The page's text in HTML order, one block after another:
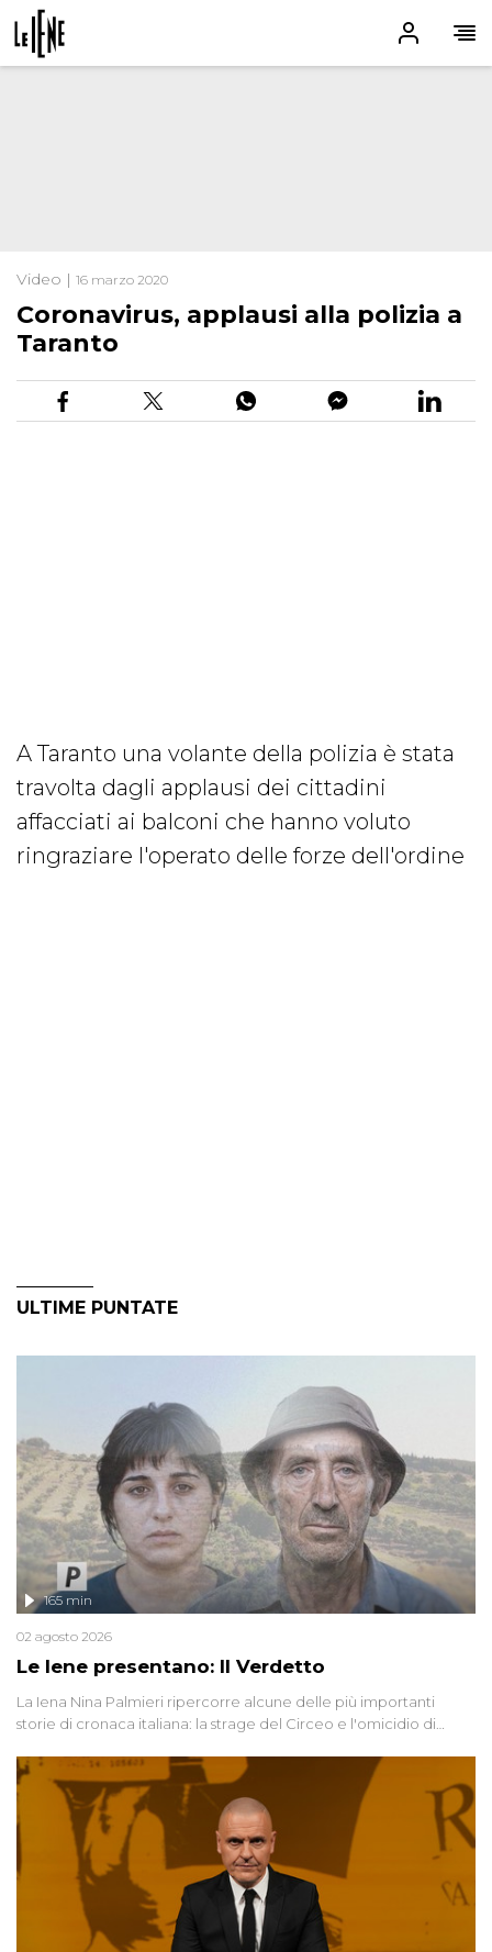
Video | 16 marzo 2020
Coronavirus, applausi alla polizia a
Taranto
A Taranto una volante della polizia è stata
travolta dagli applausi dei cittadini
affacciati ai balconi che hanno voluto
ringraziare l'operato delle forze dell'ordine
ULTIME PUNTATE
Le Iene presentano: Il Verdetto
165 min
02 agosto 2026
La Iena Nina Palmieri ripercorre alcune delle più importanti
storie di cronaca italiana: la strage del Circeo e l'omicidio di